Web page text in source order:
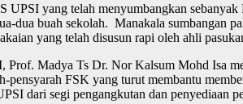
yang telah menyumbangkan
dua buah sekolah. Manakala sumbangan
yang telah disusun rapi oleh ahli
Prof. Madya Ts Dr. Nor Kalsum Mohd Isa
FSK yang turut membantu
dari segi pengangkutan dan penyediaan